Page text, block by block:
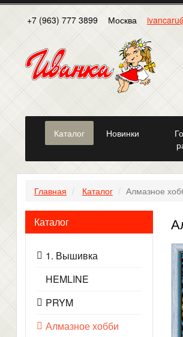
+7 (963) 777 3899 Москва
Каталог Новинки
Главная Каталог Алмазное
Каталог
1. Вышивка
HEMLINE
PRYM
Алмазное хобби